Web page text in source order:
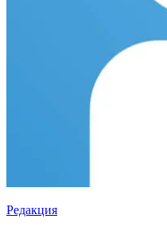
Редакция